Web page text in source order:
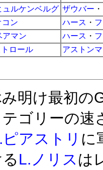
ュルケンベルグ ザウバー ・
コン ハース ・
アマン ハース ・
トロール アストン
明け最初の
テゴリーの速
ピアストリ に
L.ノリス は